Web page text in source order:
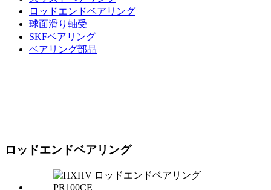
ロッドエンドベアリング
球面滑り軸受
SKFベアリング
ベアリング部品
ロッドエンドベアリング